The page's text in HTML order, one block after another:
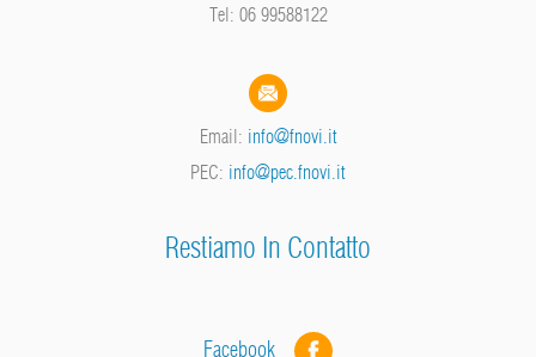
Tel: 06 99588122
Email: info@fnovi.it
PEC: info@pec.fnovi.it
Restiamo In Contatto
Facebook